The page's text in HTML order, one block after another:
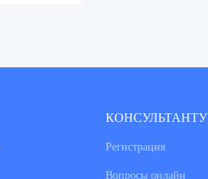
КОНСУЛЬТАНТУ
Регистрация
Вопросы онлайн